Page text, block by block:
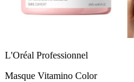
L'Oréal Professionnel
Masque Vitamino Color